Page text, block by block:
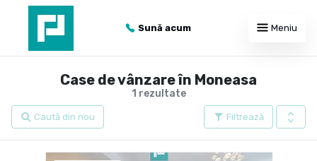
Sună acum Meniu
1 rezultate
Case de vânzare în Moneasa
Filtrează
Caută din nou